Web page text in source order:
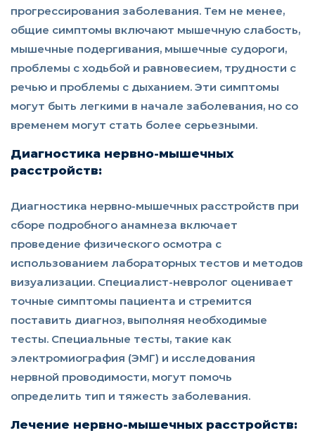
прогрессирования заболевания. Тем не менее,
общие симптомы включают мышечную слабость,
мышечные подергивания, мышечные судороги,
проблемы с ходьбой и равновесием, трудности с
речью и проблемы с дыханием. Эти симптомы
могут быть легкими в начале заболевания, но со
временем могут стать более серьезными.
Диагностика нервно-мышечных
расстройств:
Диагностика нервно-мышечных расстройств при
сборе подробного анамнеза включает
проведение физического осмотра с
использованием лабораторных тестов и методов
визуализации. Специалист-невролог оценивает
точные симптомы пациента и стремится
поставить диагноз, выполняя необходимые
тесты. Специальные тесты, такие как
электромиография (ЭМГ) и исследования
нервной проводимости, могут помочь
определить тип и тяжесть заболевания.
Лечение нервно-мышечных расстройств: